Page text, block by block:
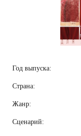
Год выпуска:
Страна:
Жанр:
Сценарий: